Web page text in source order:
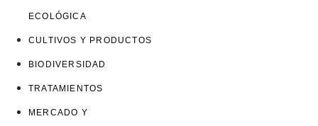
ECOLÓGICA
CULTIVOS Y PRODUCTOS
BIODIVERSIDAD
TRATAMIENTOS
MERCADO Y